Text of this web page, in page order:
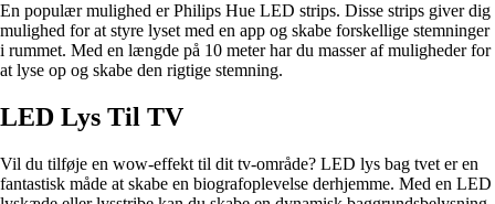
En populær mulighed er Philips Hue LED strips. Disse strips giver dig
mulighed for at styre lyset med en app og skabe forskellige stemninger
i rummet. Med en længde på 10 meter har du masser af muligheder for
at lyse op og skabe den rigtige stemning.
LED Lys Til TV
Vil du tilføje en wow-effekt til dit tv-område? LED lys bag tvet er en
fantastisk måde at skabe en biografoplevelse derhjemme. Med en LED